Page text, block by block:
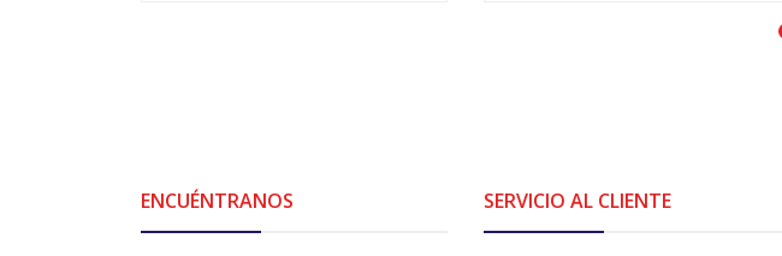
ENCUÉNTRANOS SERVICIO AL CLIENTE